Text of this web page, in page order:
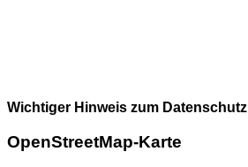
Wichtiger Hinweis zum Datenschutz
OpenStreetMap-Karte